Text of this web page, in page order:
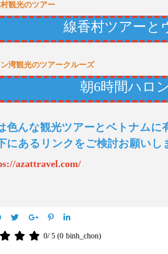
観光のツアー
線香村ツアーと
湾観光のツアークルーズ
朝6時間ハロ
色んな観光ツアーとベトナムに
にあるリンクをご検討お願いし
azattravel.com/
0/ 5 (0 binh_chon)